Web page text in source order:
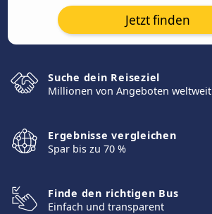
Jetzt finden
Suche dein Reiseziel
Millionen von Angeboten weltweit
Ergebnisse vergleichen
Spar bis zu 70 %
Finde den richtigen Bus
Einfach und transparent